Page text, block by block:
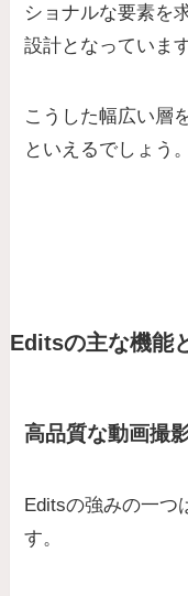
ショナルな要素を
設計となっています
こうした幅広い層
といえるでしょう。
Editsの主な機能
高品質な動画撮
Editsの強みの一つ
す。